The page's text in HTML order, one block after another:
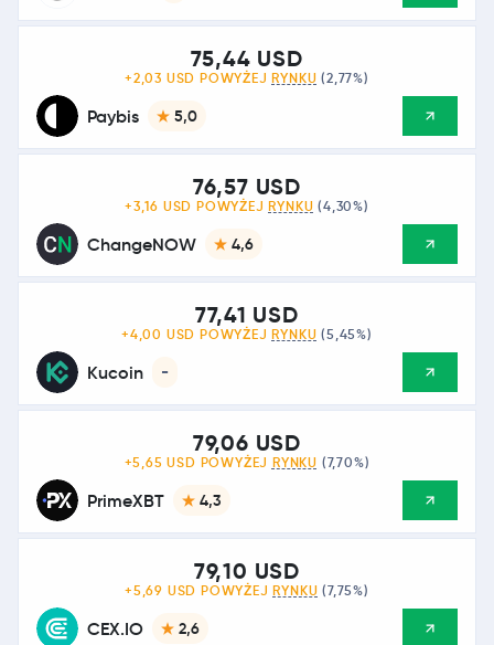
Paybis 5,0
75,44 USD
+2,03 USD POWYŻEJ RYNKU (2,77%)
ChangeNOW 4,6
76,57 USD
+3,16 USD POWYŻEJ RYNKU (4,30%)
Kucoin -
77,41 USD
+4,00 USD POWYŻEJ RYNKU (5,45%)
PrimeXBT 4,3
79,06 USD
+5,65 USD POWYŻEJ RYNKU (7,70%)
CEX.IO 2,6
79,10 USD
+5,69 USD POWYŻEJ RYNKU (7,75%)